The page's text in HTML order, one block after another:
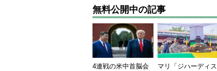
無料公開中の記事
4連戦の米中首脳会
マリ「ジハーディス